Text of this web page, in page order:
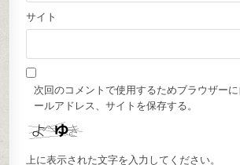
サイト
次回のコメントで使用するためブラウザー
ールアドレス、サイトを保存する。
上に表示された文字を入力してください。